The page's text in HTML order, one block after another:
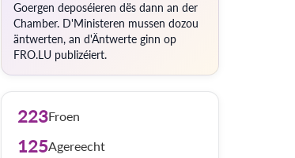
Goergen deposéieren dës dann an der
Chamber. D'Ministeren mussen dozou
äntwerten, an d'Äntwerte ginn op
FRO.LU publizéiert.
223Froen
125Agereecht